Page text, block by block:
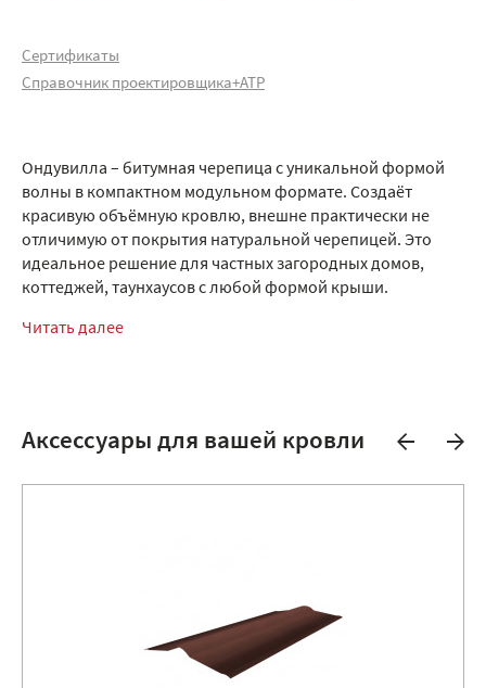
Сертификаты
Справочник проектировщика+АТР
Ондувилла – битумная черепица с уникальной формой
волны в компактном модульном формате. Создаёт
красивую объёмную кровлю, внешне практически не
отличимую от покрытия натуральной черепицей. Это
идеальное решение для частных загородных домов,
коттеджей, таунхаусов с любой формой крыши.
Читать далее
Аксессуары для вашей кровли